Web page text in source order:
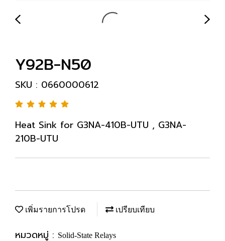
Y92B-N50
SKU : 0660000612
Heat Sink for G3NA-410B-UTU , G3NA-
210B-UTU
เพิ่มรายการโปรด เปรียบเทียบ
หมวดหมู่ : Solid-State Relays